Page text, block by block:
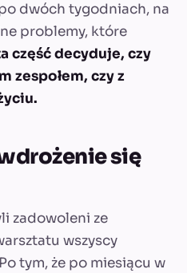
dwóch tygodniach, na
problemy, które
część decyduje, czy
zespołem, czy z
się
zadowoleni ze
wszyscy
tym, że po miesiącu w